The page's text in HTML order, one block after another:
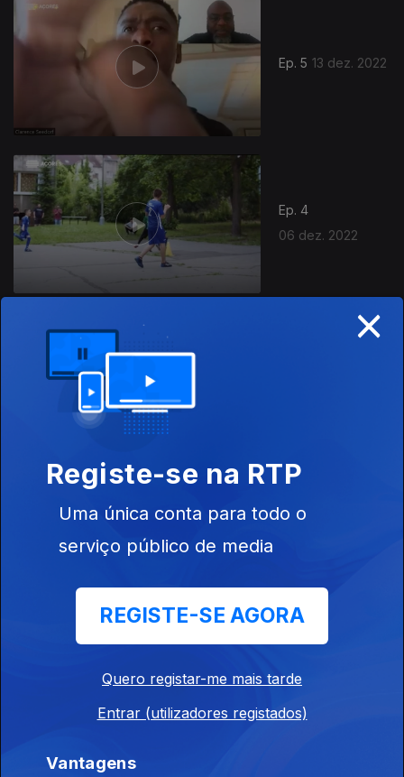
Ep. 5 13 dez. 2022
Ep. 4
06 dez. 2022
Ep. 1
×
Registe-se na RTP
Uma única conta para todo o
serviço público de media
REGISTE-SE AGORA
Quero registar-me mais tarde
Entrar (utilizadores registados)
Vantagens